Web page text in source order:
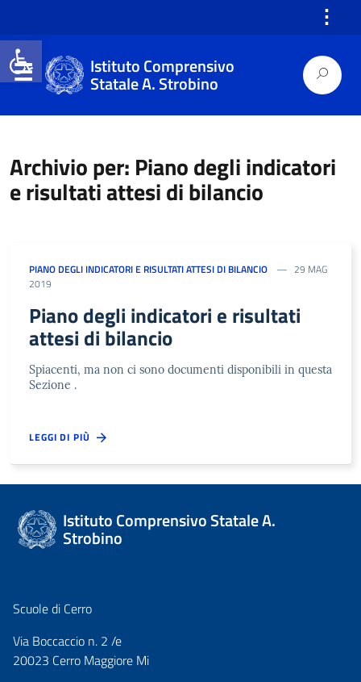
Open toolbar
⋮
Istituto Comprensivo
Statale A. Strobino
Archivio per: Piano degli indicatori
e risultati attesi di bilancio
PIANO DEGLI INDICATORI E RISULTATI ATTESI DI BILANCIO
29 MAG
2019
Piano degli indicatori e risultati
attesi di bilancio
Spiacenti, ma non ci sono documenti disponibili in questa
Sezione .
LEGGI DI PIÙ
Istituto Comprensivo Statale A.
Strobino
Scuole di Cerro
Via Boccaccio n. 2 /e
20023 Cerro Maggiore Mi